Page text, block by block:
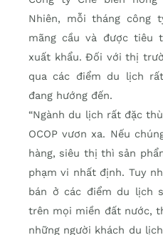
Nhiên, mỗi tháng
mãng cầu và được tiêu
xuất khẩu. Ðối với thị
qua các điểm du lịch
đang hướng đến.
“Ngành du lịch rất đặc
OCOP vươn xa. Nếu
hàng, siêu thị thì sản
phạm vi nhất định. Tuy
bán ở các điểm du lịch
trên mọi miền đất nước,
những người khách du